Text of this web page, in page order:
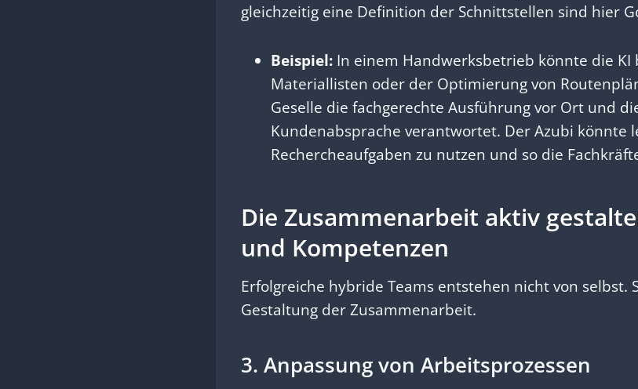
gleichzeitig eine Definition der Schnittstellen sind hier
Beispiel: In einem Handwerksbetrieb könnte die KI
Materiallisten oder der Optimierung von
Geselle die fachgerechte Ausführung vor Ort und
Kundenabsprache verantwortet. Der Azubi könnte
Rechercheaufgaben zu nutzen und so die
Die Zusammenarbeit aktiv
und Kompetenzen
Erfolgreiche hybride Teams entstehen nicht von selbst.
Gestaltung der Zusammenarbeit.
3. Anpassung von Arbeitsprozessen